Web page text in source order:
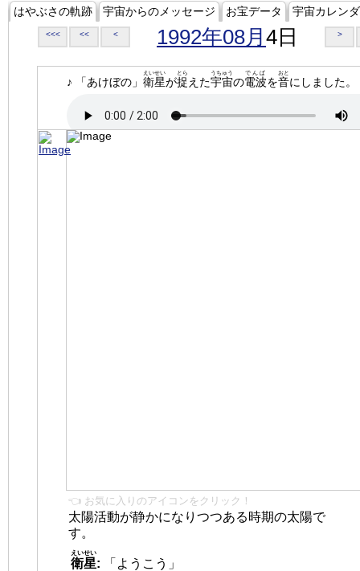
はやぶさの軌跡 宇宙からのメッセージ お宝データ 宇宙カレン
<<< << < 1992年08月 4日 >
♪ 「あけぼの」 衛星
えいせい
が捉
とら
えた宇宙
うちゅう
の電波
でんぱ
を音
おと
にしました。
👈 お気に入りのアイコンをクリック！
太陽活動が静かになりつつある時期の太陽で
す。
衛星
えいせい
:
「ようこう」